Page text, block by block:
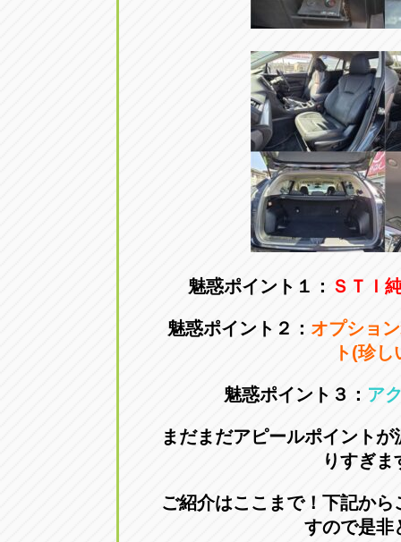
トラック
059-331-
三重
トラック市四日市店
三重県四日市市午起3丁目1番3
魅惑ポイント１： ＳＴＩ
魅惑ポイント２： オプショ
ト(珍
魅惑ポイント３： ア
まだまだアピールポイント
りすぎま
ご紹介はここまで！下記か
すので是非